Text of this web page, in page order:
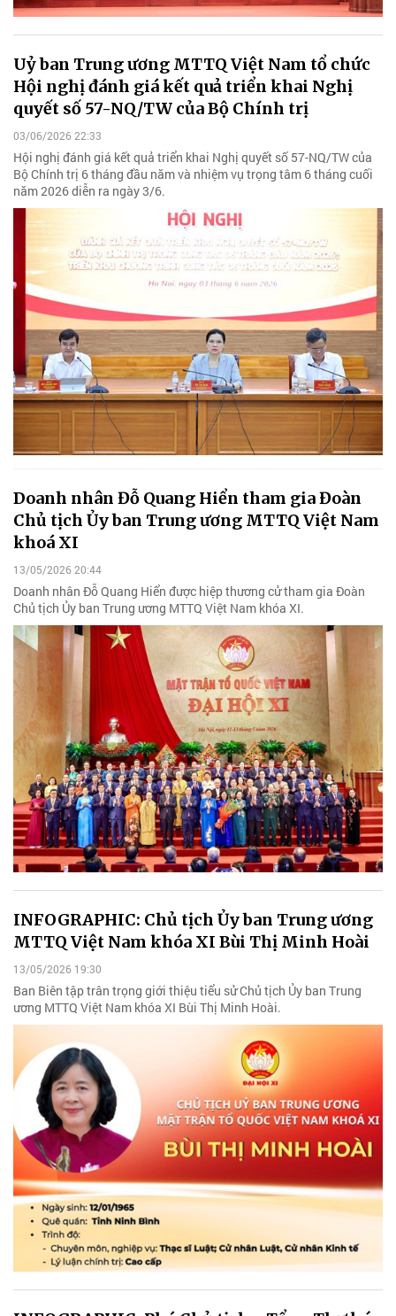
Uỷ ban Trung ương MTTQ Việt Nam tổ chức
Hội nghị đánh giá kết quả triển khai Nghị
quyết số 57-NQ/TW của Bộ Chính trị
03/06/2026 22:33
Hội nghị đánh giá kết quả triển khai Nghị quyết số 57-NQ/TW của
Bộ Chính trị 6 tháng đầu năm và nhiệm vụ trọng tâm 6 tháng cuối
năm 2026 diễn ra ngày 3/6.
Doanh nhân Đỗ Quang Hiển tham gia Đoàn
Chủ tịch Ủy ban Trung ương MTTQ Việt Nam
khoá XI
13/05/2026 20:44
Doanh nhân Đỗ Quang Hiển được hiệp thương cử tham gia Đoàn
Chủ tịch Ủy ban Trung ương MTTQ Việt Nam khóa XI.
INFOGRAPHIC: Chủ tịch Ủy ban Trung ương
MTTQ Việt Nam khóa XI Bùi Thị Minh Hoài
13/05/2026 19:30
Ban Biên tập trân trọng giới thiệu tiểu sử Chủ tịch Ủy ban Trung
ương MTTQ Việt Nam khóa XI Bùi Thị Minh Hoài.